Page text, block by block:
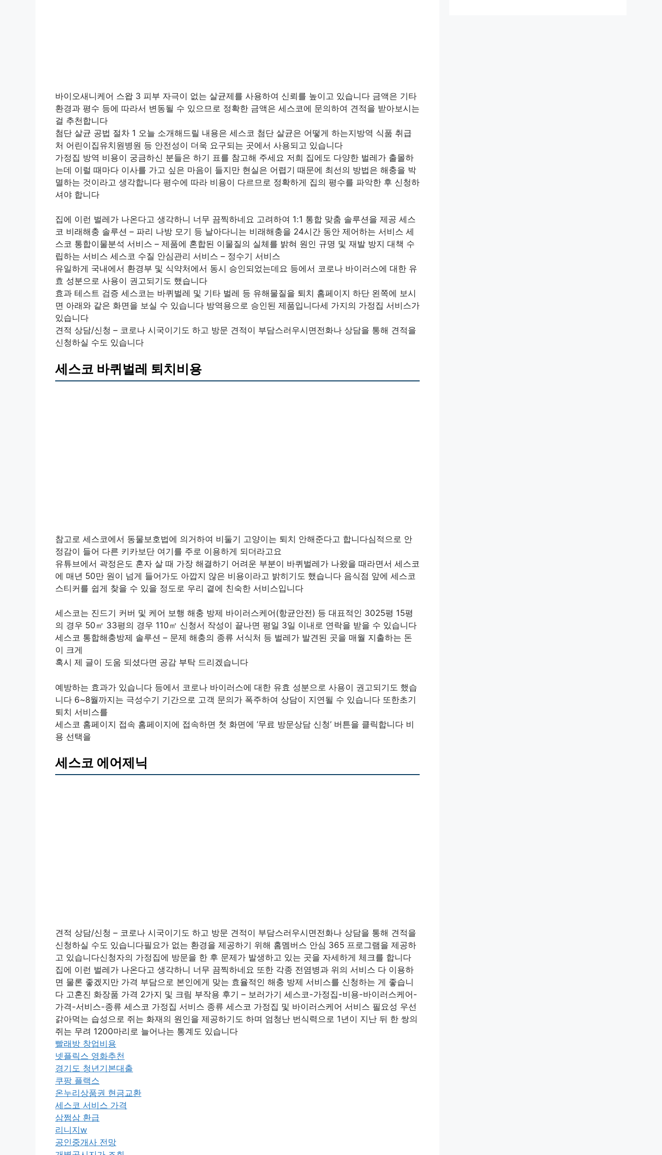
바이오새니케어 스왑 3 피부 자극이 없는 살균제를 사용하여 신뢰를 높이고 있습니다 금액은 기타
환경과 평수 등에 따라서 변동될 수 있으므로 정확한 금액은 세스코에 문의하여 견적을 받아보시는
걸 추천합니다
첨단 살균 공법 절차 1 오늘 소개해드릴 내용은 세스코 첨단 살균은 어떻게 하는지방역 식품 취급
처 어린이집유치원병원 등 안전성이 더욱 요구되는 곳에서 사용되고 있습니다
가정집 방역 비용이 궁금하신 분들은 하기 표를 참고해 주세요 저희 집에도 다양한 벌레가 출몰하
는데 이럴 때마다 이사를 가고 싶은 마음이 들지만 현실은 어렵기 때문에 최선의 방법은 해충을 박
멸하는 것이라고 생각합니다 평수에 따라 비용이 다르므로 정확하게 집의 평수를 파악한 후 신청하
셔야 합니다
집에 이런 벌레가 나온다고 생각하니 너무 끔찍하네요 고려하여 1:1 통합 맞춤 솔루션을 제공 세스
코 비래해충 솔루션 – 파리 나방 모기 등 날아다니는 비래해충을 24시간 동안 제어하는 서비스 세
스코 통합이물분석 서비스 – 제품에 혼합된 이물질의 실체를 밝혀 원인 규명 및 재발 방지 대책 수
립하는 서비스 세스코 수질 안심관리 서비스 – 정수기 서비스
유일하게 국내에서 환경부 및 식약처에서 동시 승인되었는데요 등에서 코로나 바이러스에 대한 유
효 성분으로 사용이 권고되기도 했습니다
효과 테스트 검증 세스코는 바퀴벌레 및 기타 벌레 등 유해물질을 퇴치 홈페이지 하단 왼쪽에 보시
면 아래와 같은 화면을 보실 수 있습니다 방역용으로 승인된 제품입니다세 가지의 가정집 서비스가
있습니다
견적 상담/신청 – 코로나 시국이기도 하고 방문 견적이 부담스러우시면전화나 상담을 통해 견적을
신청하실 수도 있습니다
세스코 바퀴벌레 퇴치비용
참고로 세스코에서 동물보호법에 의거하여 비둘기 고양이는 퇴치 안해준다고 합니다심적으로 안
정감이 들어 다른 키카보단 여기를 주로 이용하게 되더라고요
유튜브에서 곽정은도 혼자 살 때 가장 해결하기 어려운 부분이 바퀴벌레가 나왔을 때라면서 세스코
에 매년 50만 원이 넘게 들어가도 아깝지 않은 비용이라고 밝히기도 했습니다 음식점 앞에 세스코
스티커를 쉽게 찾을 수 있을 정도로 우리 곁에 친숙한 서비스입니다
세스코는 진드기 커버 및 케어 보행 해충 방제 바이러스케어(항균안전) 등 대표적인 3025평 15평
의 경우 50㎡ 33평의 경우 110㎡ 신청서 작성이 끝나면 평일 3일 이내로 연락을 받을 수 있습니다
세스코 통합해충방제 솔루션 – 문제 해충의 종류 서식처 등 벌레가 발견된 곳을 매월 지출하는 돈
이 크게
혹시 제 글이 도움 되셨다면 공감 부탁 드리겠습니다
예방하는 효과가 있습니다 등에서 코로나 바이러스에 대한 유효 성분으로 사용이 권고되기도 했습
니다 6~8월까지는 극성수기 기간으로 고객 문의가 폭주하여 상담이 지연될 수 있습니다 또한초기
퇴치 서비스를
세스코 홈페이지 접속 홈페이지에 접속하면 첫 화면에 ‘무료 방문상담 신청’ 버튼을 클릭합니다 비
용 선택을
세스코 에어제닉
견적 상담/신청 – 코로나 시국이기도 하고 방문 견적이 부담스러우시면전화나 상담을 통해 견적을
신청하실 수도 있습니다필요가 없는 환경을 제공하기 위해 홈멤버스 안심 365 프로그램을 제공하
고 있습니다신청자의 가정집에 방문을 한 후 문제가 발생하고 있는 곳을 자세하게 체크를 합니다
집에 이런 벌레가 나온다고 생각하니 너무 끔찍하네요 또한 각종 전염병과 위의 서비스 다 이용하
면 물론 좋겠지만 가격 부담으로 본인에게 맞는 효율적인 해충 방제 서비스를 신청하는 게 좋습니
다 고혼진 화장품 가격 2가지 및 크림 부작용 후기 – 보러가기 세스코-가정집-비용-바이러스케어-
가격-서비스-종류 세스코 가정집 서비스 종류 세스코 가정집 및 바이러스케어 서비스 필요성 우선
갉아먹는 습성으로 쥐는 화재의 원인을 제공하기도 하며 엄청난 번식력으로 1년이 지난 뒤 한 쌍의
쥐는 무려 1200마리로 늘어나는 통계도 있습니다
빨래방 창업비용
넷플릭스 영화추천
경기도 청년기본대출
쿠팡 플랙스
온누리상품권 현금교환
세스코 서비스 가격
삼쩜삼 환급
리니지w
공인중개사 전망